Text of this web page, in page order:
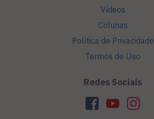
Vídeos
Colunas
Política de Privacidade
Termos de Uso
Redes Sociais